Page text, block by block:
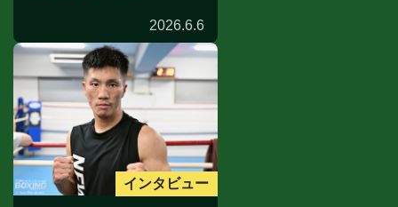
2026.6.6
インタビュー